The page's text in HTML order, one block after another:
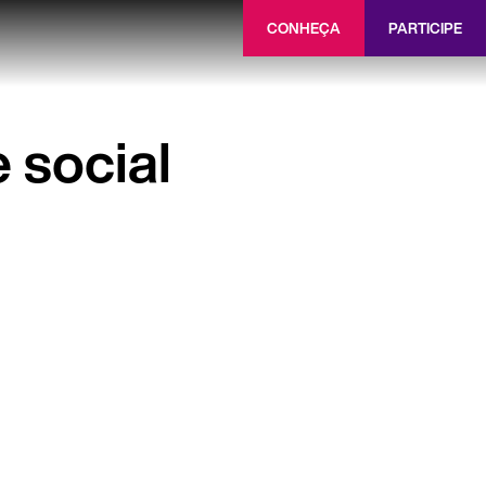
CONHEÇA PARTICIPE
social